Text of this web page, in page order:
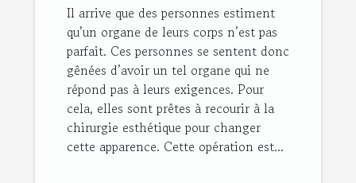
Il arrive que des personnes estiment
qu’un organe de leurs corps n’est pas
parfait. Ces personnes se sentent donc
gênées d’avoir un tel organe qui ne
répond pas à leurs exigences. Pour
cela, elles sont prêtes à recourir à la
chirurgie esthétique pour changer
cette apparence. Cette opération est...